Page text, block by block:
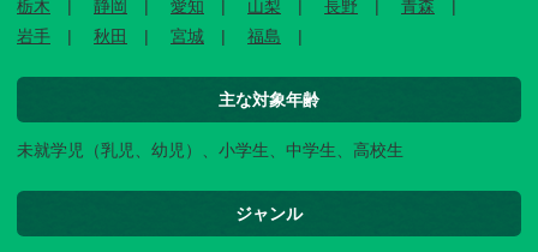
栃木
静岡 愛知 山梨 長野
青森
岩手
秋田 宮城 福島
主な対象年齢
未就学児（乳児、幼児）、小学生、中学生、高校生
ジャンル